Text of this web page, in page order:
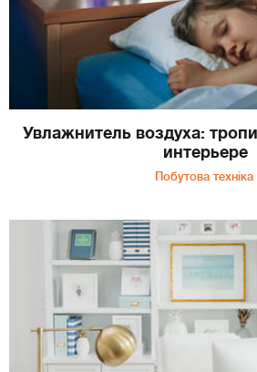
Увлажнитель воздуха:
интерьере
Побутова техніка